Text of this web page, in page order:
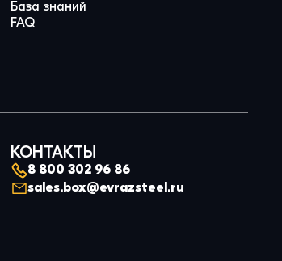
База знаний
FAQ
КОНТАКТЫ
8 800 302 96 86
sales.box@evrazsteel.ru